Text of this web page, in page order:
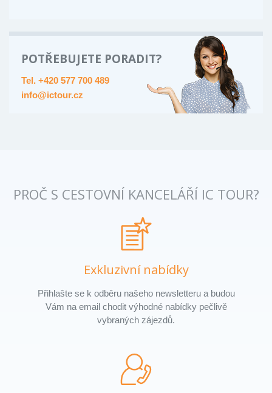
POTŘEBUJETE PORADIT?
Tel. +420 577 700 489
info@ictour.cz
PROČ S CESTOVNÍ KANCELÁŘÍ IC TOUR?
Exkluzivní nabídky
Přihlašte se k odběru našeho newsletteru a budou
Vám na email chodit výhodné nabídky pečlivě
vybraných zájezdů.